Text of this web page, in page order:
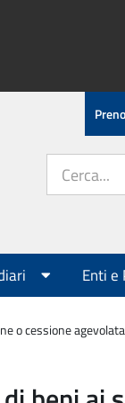
sito:
Enti e
o cessione